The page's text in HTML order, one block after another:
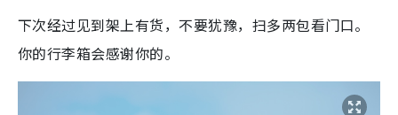
下次经过见到架上有货，不要犹豫，扫多两包看门口。
你的行李箱会感谢你的。